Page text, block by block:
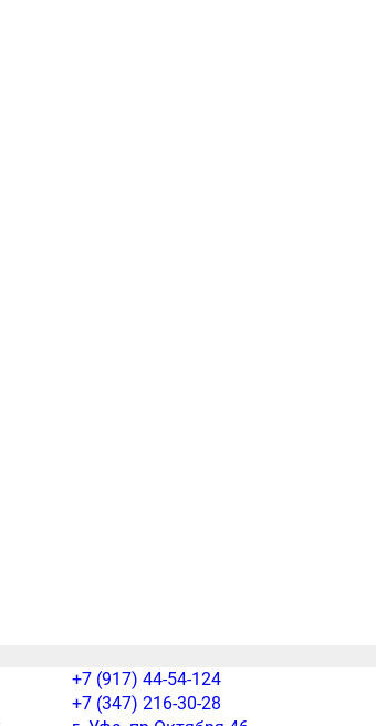
+7 (917) 44-54-124
+7 (347) 216-30-28